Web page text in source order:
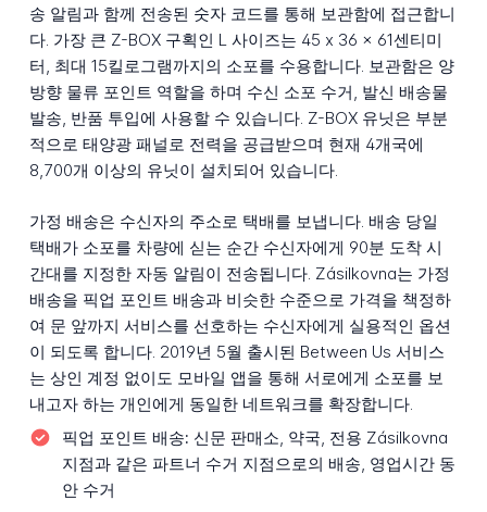
송 알림과 함께 전송된 숫자 코드를 통해 보관함에 접근합니
다. 가장 큰 Z-BOX 구획인 L 사이즈는 45 x 36 x 61센티미
터, 최대 15킬로그램까지의 소포를 수용합니다. 보관함은 양
방향 물류 포인트 역할을 하며 수신 소포 수거, 발신 배송물
발송, 반품 투입에 사용할 수 있습니다. Z-BOX 유닛은 부분
적으로 태양광 패널로 전력을 공급받으며 현재 4개국에
8,700개 이상의 유닛이 설치되어 있습니다.
가정 배송은 수신자의 주소로 택배를 보냅니다. 배송 당일
택배가 소포를 차량에 싣는 순간 수신자에게 90분 도착 시
간대를 지정한 자동 알림이 전송됩니다. Zásilkovna는 가정
배송을 픽업 포인트 배송과 비슷한 수준으로 가격을 책정하
여 문 앞까지 서비스를 선호하는 수신자에게 실용적인 옵션
이 되도록 합니다. 2019년 5월 출시된 Between Us 서비스
는 상인 계정 없이도 모바일 앱을 통해 서로에게 소포를 보
내고자 하는 개인에게 동일한 네트워크를 확장합니다.
픽업 포인트 배송: 신문 판매소, 약국, 전용 Zásilkovna
지점과 같은 파트너 수거 지점으로의 배송, 영업시간 동
안 수거